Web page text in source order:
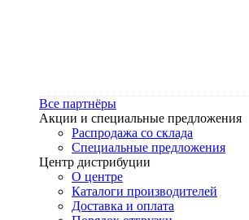
Все партнёры
Акции и специальные предложения
Распродажа со склада
Специальные предложения
Центр дистрибуции
О центре
Каталоги производителей
Доставка и оплата